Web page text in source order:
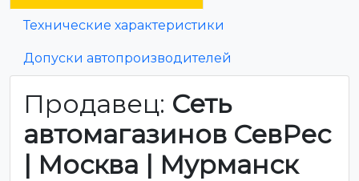
Технические характеристики
Допуски автопроизводителей
Продавец: Сеть
автомагазинов СевРес
| Москва | Мурманск